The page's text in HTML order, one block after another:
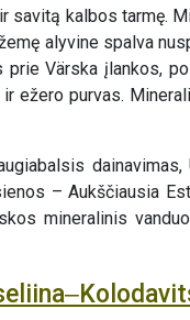
savitą kalbos tarmę.
alyvine spalva
Värska įlankos,
ežero purvas.
dainavimas,
– Aukščiausia
mineralinis